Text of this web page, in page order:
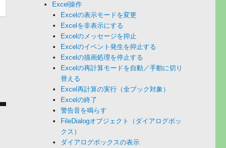
Excel操作
Excelの表示モードを変更
Excelを非表示にする
Excelのメッセージを抑止
Excelのイベント発生を抑止する
Excelの描画処理を停止する
Excelの再計算モードを自動／手動に切り
替える
Excel再計算の実行（全ブック対象）
Excelの終了
警告音を鳴らす
FileDialogオブジェクト（ダイアログボッ
クス）
ダイアログボックスの表示